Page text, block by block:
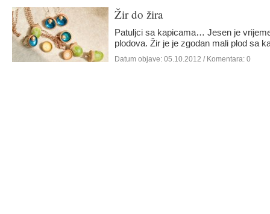
Žir do žira
Patuljci sa kapicama… Jesen je
plodova. Žir je je zgodan mali plod sa
Datum objave: 05.10.2012 / Komentara: 0